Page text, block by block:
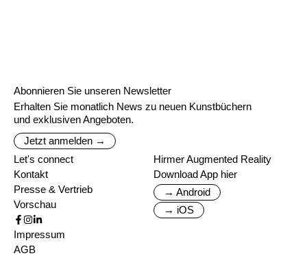
Abonnieren Sie unseren Newsletter
Erhalten Sie monatlich News zu neuen Kunstbüchern
und exklusiven Angeboten.
Jetzt anmelden →
Let's connect
Kontakt
Presse & Vertrieb
Vorschau
Hirmer Augmented Reality
Download App hier
→ Android
→ iOS
Impressum
AGB